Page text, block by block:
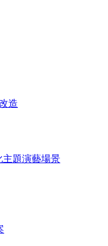
造
主題演藝場景